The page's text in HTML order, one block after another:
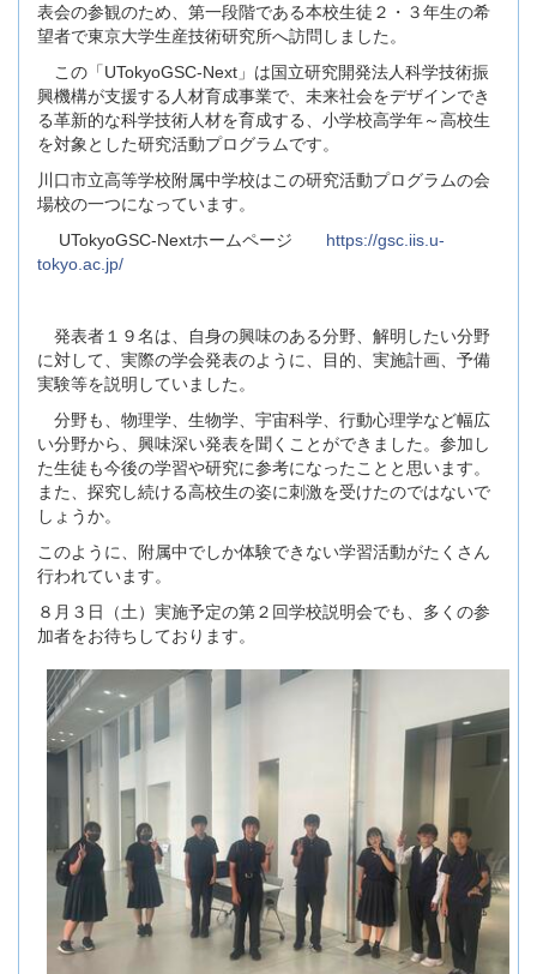
表会の参観のため、第一段階である本校生徒２・３年生の希
望者で東京大学生産技術研究所へ訪問しました。
この「UTokyoGSC‐Next」は国立研究開発法人科学技術振
興機構が支援する人材育成事業で、未来社会をデザインでき
る革新的な科学技術人材を育成する、小学校高学年～高校生
を対象とした研究活動プログラムです。
川口市立高等学校附属中学校はこの研究活動プログラムの会
場校の一つになっています。
UTokyoGSC‐Nextホームページ https://gsc.iis.u-
tokyo.ac.jp/
発表者１９名は、自身の興味のある分野、解明したい分野
に対して、実際の学会発表のように、目的、実施計画、予備
実験等を説明していました。
分野も、物理学、生物学、宇宙科学、行動心理学など幅広
い分野から、興味深い発表を聞くことができました。参加し
た生徒も今後の学習や研究に参考になったことと思います。
また、探究し続ける高校生の姿に刺激を受けたのではないで
しょうか。
このように、附属中でしか体験できない学習活動がたくさん
行われています。
８月３日（土）実施予定の第２回学校説明会でも、多くの参
加者をお待ちしております。